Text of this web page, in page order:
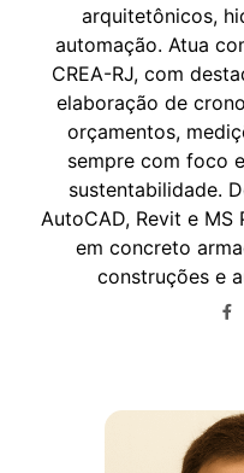
arquitetônicos,
automação. Atua
CREA-RJ, com
elaboração de
orçamentos,
sempre com foco
sustentabilidade.
AutoCAD, Revit e
em concreto
construções e